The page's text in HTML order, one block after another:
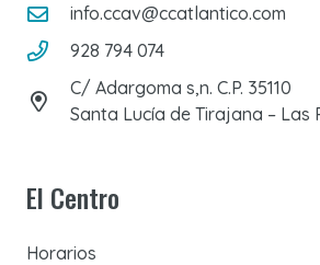
info.ccav@ccatlantico.com
928 794 074
C/ Adargoma s,n. C.P. 35110
Santa Lucía de Tirajana – Las
El Centro
Horarios